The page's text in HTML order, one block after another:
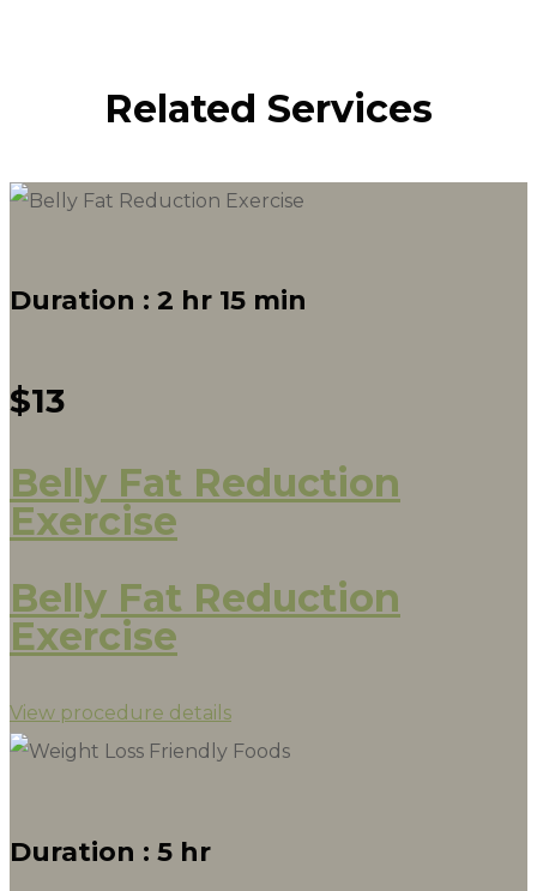
Related Services
Duration : 2 hr 15 min
$13
Belly Fat Reduction
Exercise
Belly Fat Reduction
Exercise
View procedure details
Duration : 5 hr